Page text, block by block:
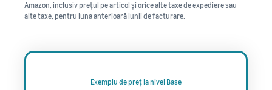
Amazon, inclusiv prețul pe articol și orice alte taxe de expediere sau
alte taxe, pentru luna anterioară lunii de facturare.
Exemplu de preț la nivel Base